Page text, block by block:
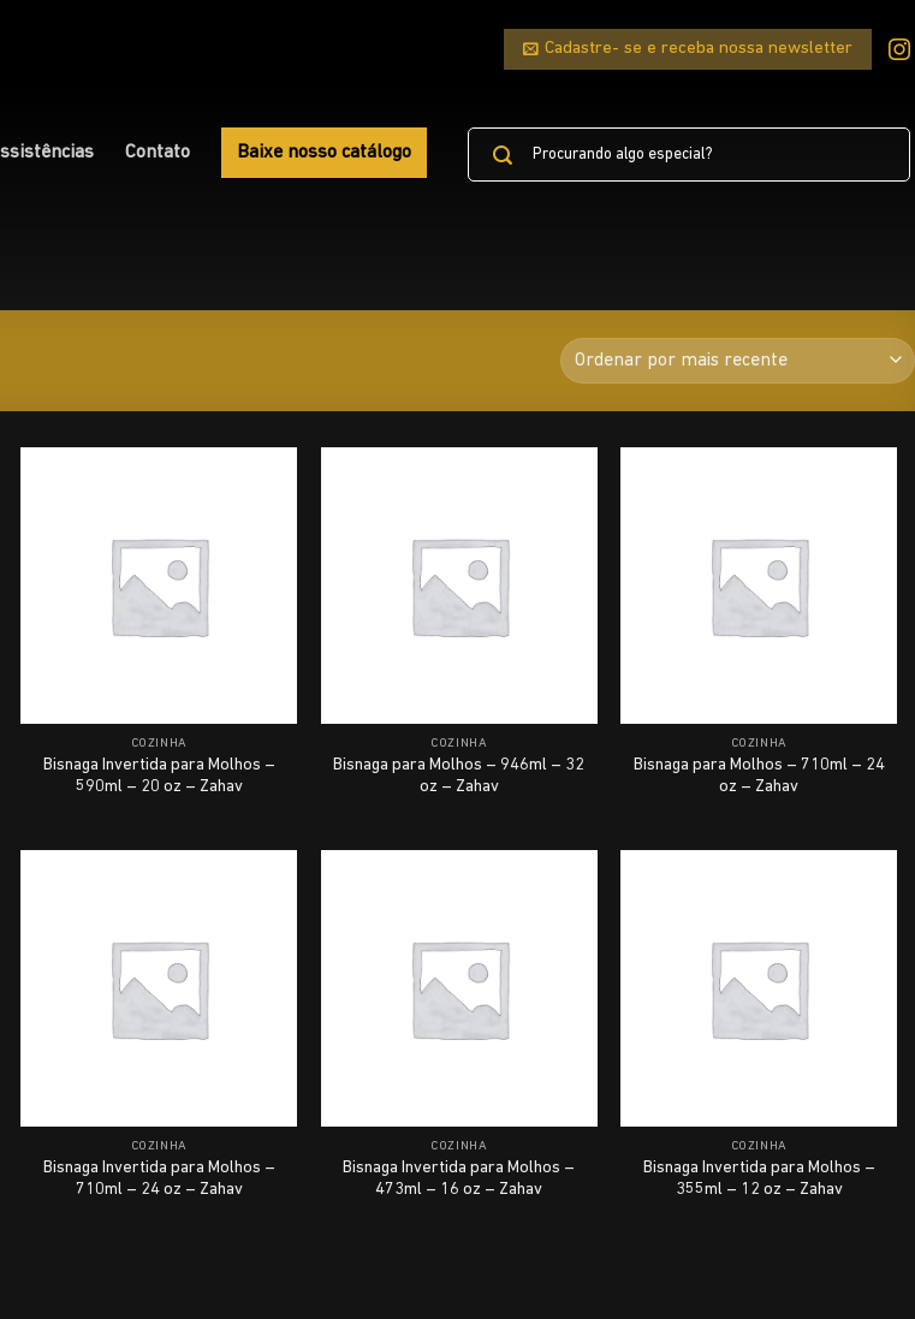
Cadastre- se e receba nossa newsletter
Contato Baixe nosso catálogo
Pesquisar
COZINHA
Bisnaga Invertida para Molhos –
590ml – 20 oz – Zahav
COZINHA
Bisnaga para Molhos – 946ml – 32
oz – Zahav
COZINHA
Bisnaga para Molhos – 710ml – 24
oz – Zahav
COZINHA
Bisnaga Invertida para Molhos –
710ml – 24 oz – Zahav
COZINHA
Bisnaga Invertida para Molhos –
473ml – 16 oz – Zahav
COZINHA
Bisnaga Invertida para Molhos –
355ml – 12 oz – Zahav